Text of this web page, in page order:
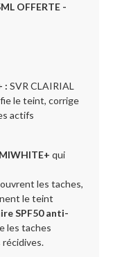
OFFERTE -
: SVR CLAIRIAL
le teint, corrige
actifs
qui
les taches,
le teint
SPF50 anti-
les taches